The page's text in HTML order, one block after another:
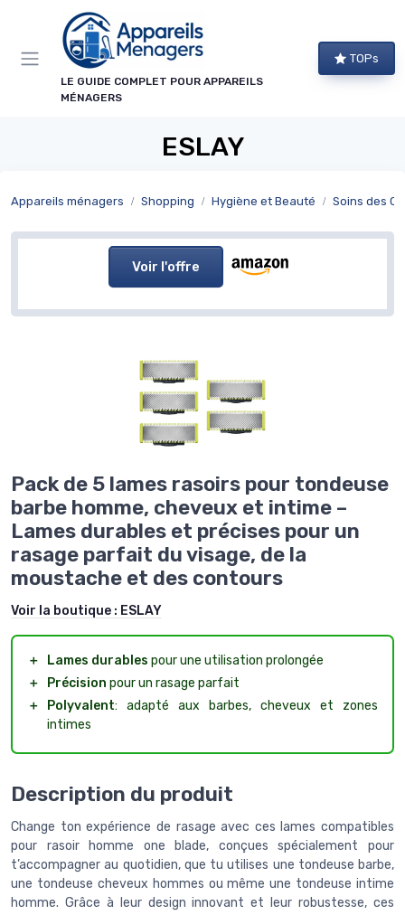
LE GUIDE COMPLET POUR APPAREILS
MÉNAGERS
TOPs
ESLAY
Appareils ménagers Shopping Hygiène et Beauté Soins des
Voir l'offre
Pack de 5 lames rasoirs pour tondeuse
barbe homme, cheveux et intime –
Lames durables et précises pour un
rasage parfait du visage, de la
moustache et des contours
Voir la boutique : ESLAY
＋ Lames durables pour une utilisation prolongée
＋
Précision pour un rasage parfait
＋
Polyvalent: adapté aux barbes, cheveux et zones
intimes
Description du produit
Change ton expérience de rasage avec ces lames compatibles
pour rasoir homme one blade, conçues spécialement pour
t’accompagner au quotidien, que tu utilises une tondeuse barbe,
une tondeuse cheveux hommes ou même une tondeuse intime
homme. Grâce à leur design innovant et leur robustesse, ces
Panneau de gestion des cookies